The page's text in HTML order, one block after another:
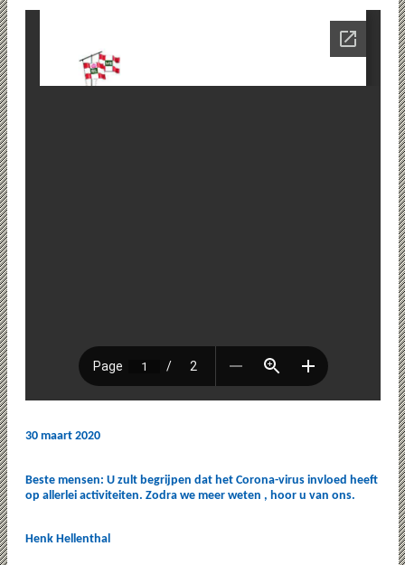
30 maart 2020
Beste mensen: U zult begrijpen dat het Corona-virus invloed heeft
op allerlei activiteiten. Zodra we meer weten , hoor u van ons.
Henk Hellenthal